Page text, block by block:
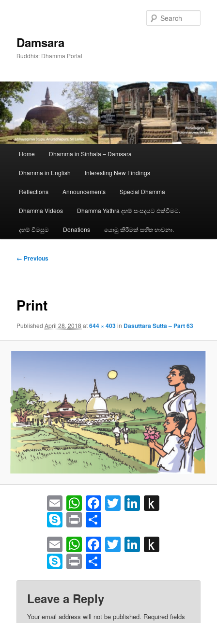
Damsara
Buddhist Dhamma Portal
Home Dhamma in Sinhala – Damsara
Dhamma in English Interesting New Findings
Reflections Announcements Special Dhamma
Dhamma Videos Dhamma Yathra දහම් සංසදයට එක්වීමට.
දහම් විමසුම Donations යොමු කිරීමක් සහිත භාවනා.
Image
← Previous
Print
PublishedApril 28, 2018 at644 × 403in Dasuttara Sutta – Part 63
EmailWhatsApp
Facebook
TwitterLinkedIn
Skype
Print
EmailWhatsApp
Facebook
TwitterLinkedIn
Kindle
Skype
Print
Leave a Reply
Your email address will not be published. Required fields